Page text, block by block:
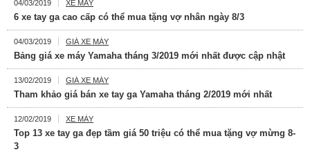
04/03/2019 XE MÁY
6 xe tay ga cao cấp có thể mua tặng vợ nhân ngày 8/3
04/03/2019 GIÁ XE MÁY
Bảng giá xe máy Yamaha tháng 3/2019 mới nhất được cập nhật
13/02/2019 GIÁ XE MÁY
Tham khảo giá bán xe tay ga Yamaha tháng 2/2019 mới nhất
12/02/2019 XE MÁY
Top 13 xe tay ga đẹp tầm giá 50 triệu có thể mua tặng vợ mừng 8-
3